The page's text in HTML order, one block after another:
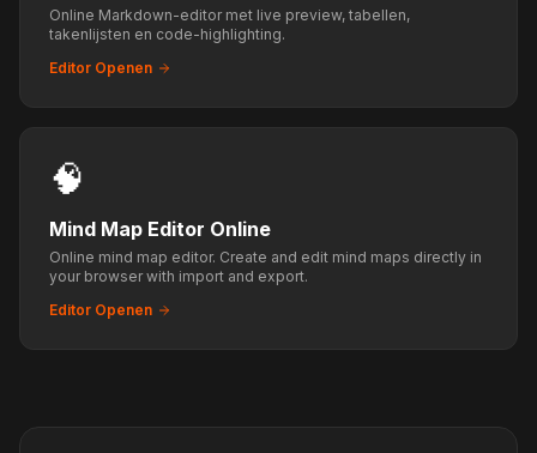
Online Markdown-editor met live preview, tabellen,
takenlijsten en code-highlighting.
Editor Openen
🧠
Mind Map Editor Online
Online mind map editor. Create and edit mind maps directly in
your browser with import and export.
Editor Openen